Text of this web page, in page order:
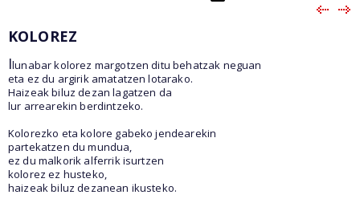
KOLOREZ
Ilunabar kolorez margotzen ditu behatzak neguan
eta ez du argirik amatatzen lotarako.
Haizeak biluz dezan lagatzen da
lur arrearekin berdintzeko.
Kolorezko eta kolore gabeko jendearekin
partekatzen du mundua,
ez du malkorik alferrik isurtzen
kolorez ez husteko,
haizeak biluz dezanean ikusteko.